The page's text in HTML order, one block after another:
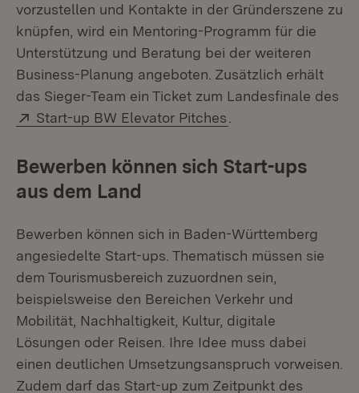
vorzustellen und Kontakte in der Gründerszene zu
knüpfen, wird ein Mentoring-Programm für die
Unterstützung und Beratung bei der weiteren
Business-Planung angeboten. Zusätzlich erhält
das Sieger-Team ein Ticket zum Landesfinale des
Extern:
Start-up BW Elevator Pitches
Bewerben können sich Start-ups
aus dem Land
Bewerben können sich in Baden-Württemberg
angesiedelte Start-ups. Thematisch müssen sie
dem Tourismusbereich zuzuordnen sein,
beispielsweise den Bereichen Verkehr und
Mobilität, Nachhaltigkeit, Kultur, digitale
Lösungen oder Reisen. Ihre Idee muss dabei
einen deutlichen Umsetzungsanspruch vorweisen.
Zudem darf das Start-up zum Zeitpunkt des